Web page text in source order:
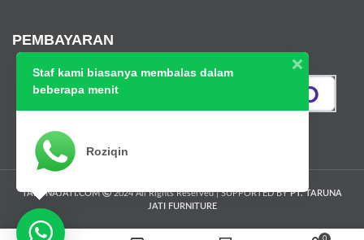
PEMBAYARAN
TARUNAJATI.COM 2024 All Rights Reserved | SUPPORTED BYPT. TARUNA
JATI FURNITURE
Staf kami biasanya membalas dalam
beberapa menit
Roziqin